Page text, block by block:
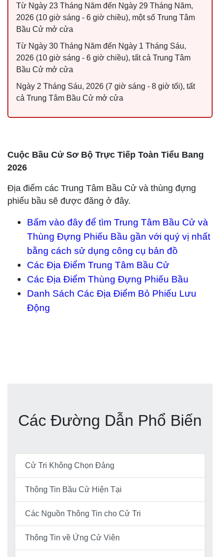
Từ Ngày 23 Tháng Năm đến Ngày 29 Tháng Năm,
2026 (10 giờ sáng - 6 giờ chiều), một số Trung Tâm
Bầu Cử mở cửa
Từ Ngày 30 Tháng Năm đến Ngày 1 Tháng Sáu,
2026 (10 giờ sáng - 6 giờ chiều), tất cả Trung Tâm
Bầu Cử mở cửa
Ngày 2 Tháng Sáu, 2026 (7 giờ sáng - 8 giờ tối), tất
cả Trung Tâm Bầu Cử mở cửa
Cuộc Bầu Cử Sơ Bộ Trực Tiếp Toàn Tiểu Bang
2026
Địa điểm các Trung Tâm Bầu Cử và thùng đựng
phiếu bầu sẽ được đăng ở đây.
Bấm vào đây để tìm Trung Tâm Bầu Cử và
Thùng Đựng Phiếu Bầu gần với quý vị nhất
bằng cách sử dụng công cụ bản đồ
Các Địa Điểm Trung Tâm Bầu Cử
Các Địa Điểm Thùng Đựng Phiếu Bầu
Danh Sách Các Địa Điểm Bỏ Phiếu Lưu
Động
Các Đường Dẫn Phổ Biến
Cử Tri Không Chọn Đảng
Thông Tin Bầu Cử Hiện Tại
Các Nguồn Thông Tin cho Cử Tri
Thông Tin về Ứng Cử Viên